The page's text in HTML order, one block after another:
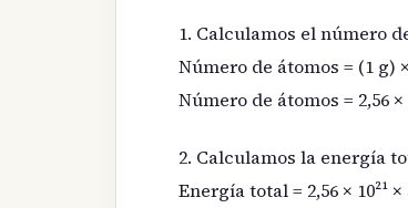
1. Calculamos el número
Número de átomos = (1 g)
Número de átomos = 2,56 ×
2. Calculamos la energía
Energía total = 2,56 × 10²¹ ×